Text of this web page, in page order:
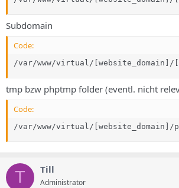
Subdomain
Code:
/var/www/virtual/[website_domain]/
tmp bzw phptmp folder (eventl. nicht
Code:
/var/www/virtual/[website_domain]/
T Till
Administrator